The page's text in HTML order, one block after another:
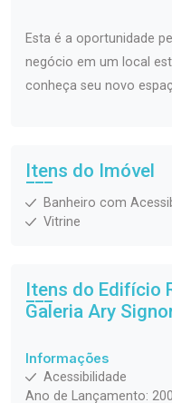
Esta é a oportunidade
negócio em um local
conheça seu novo
Itens do Imóvel
Banheiro com
Vitrine
Itens do Edifício
Galeria Ary
Informações
Acessibilidade
Ano de Lançamento: